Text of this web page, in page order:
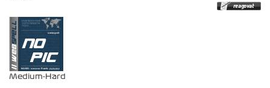
Medium-Hard